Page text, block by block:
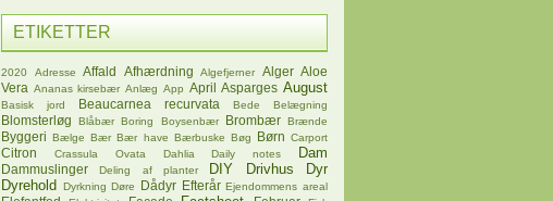
ETIKETTER
2020 Adresse Affald Afhærdning Algefjerner Alger Aloe
Vera Ananas kirsebær Anlæg App April Asparges August
Basisk jord Beaucarnea recurvata Bede Belægning
Blomsterløg Blåbær Boring Boysenbær Brombær Brænde
Byggeri Bælge Bær Bær have Bærbuske Bøg Børn Carport
Citron Crassula Ovata Dahlia Daily notes Dam
Dammuslinger Deling af planter DIY Drivhus
Dyr
Dyrehold
Dyrkning Døre Dådyr Efterår Ejendommens areal